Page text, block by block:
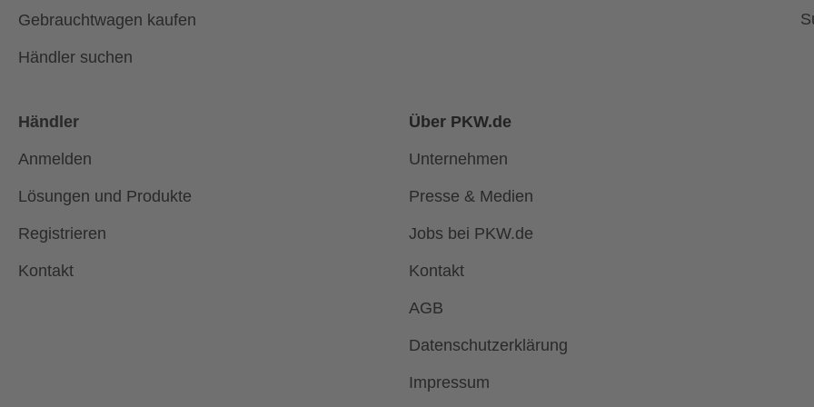
Gebrauchtwagen kaufen
Händler suchen
Händler
Anmelden
Lösungen und Produkte
Registrieren
Kontakt
Über PKW.de
Unternehmen
Presse & Medien
Jobs bei PKW.de
Kontakt
AGB
Datenschutzerklärung
Impressum